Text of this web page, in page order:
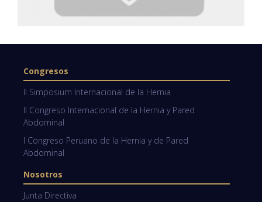
Congresos
II Simposium Internacional de la Hernia
II Congreso Internacional de la Hernia y Pared
Abdominal
I Congreso Peruano de la Hernia y de Pared
Abdominal
Nosotros
Junta Directiva